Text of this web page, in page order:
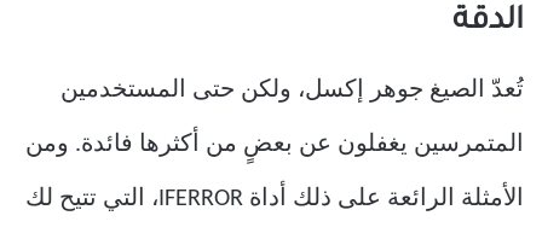
الدقة
تُعدّ الصيغ جوهر إكسل، ولكن حتى المستخدمين
المتمرسين يغفلون عن بعضٍ من أكثرها فائدة. ومن
الأمثلة الرائعة على ذلك أداة IFERROR، التي تتيح لك